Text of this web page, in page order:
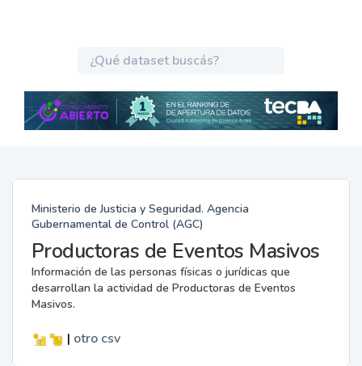
Ministerio de Justicia y Seguridad. Agencia
Gubernamental de Control (AGC)
Productoras de Eventos Masivos
Información de las personas físicas o jurídicas que
desarrollan la actividad de Productoras de Eventos
Masivos.
| otro csv